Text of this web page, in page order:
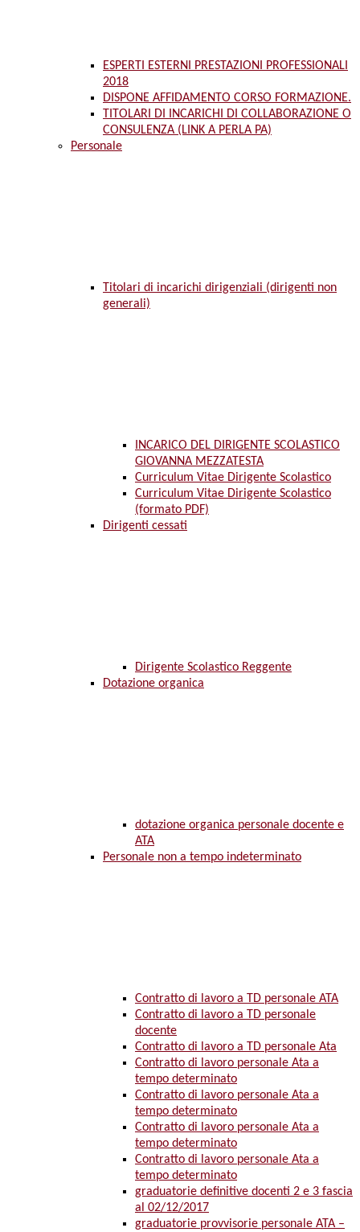
ESPERTI ESTERNI PRESTAZIONI PROFESSIONALI
2018
DISPONE AFFIDAMENTO CORSO FORMAZIONE.
TITOLARI DI INCARICHI DI COLLABORAZIONE O
CONSULENZA (LINK A PERLA PA)
Personale
Titolari di incarichi dirigenziali (dirigenti non
generali)
INCARICO DEL DIRIGENTE SCOLASTICO
GIOVANNA MEZZATESTA
Curriculum Vitae Dirigente Scolastico
Curriculum Vitae Dirigente Scolastico
(formato PDF)
Dirigenti cessati
Dirigente Scolastico Reggente
Dotazione organica
dotazione organica personale docente e
ATA
Personale non a tempo indeterminato
Contratto di lavoro a TD personale ATA
Contratto di lavoro a TD personale
docente
Contratto di lavoro a TD personale Ata
Contratto di lavoro personale Ata a
tempo determinato
Contratto di lavoro personale Ata a
tempo determinato
Contratto di lavoro personale Ata a
tempo determinato
Contratto di lavoro personale Ata a
tempo determinato
graduatorie definitive docenti 2 e 3 fascia
al 02/12/2017
graduatorie provvisorie personale ATA –